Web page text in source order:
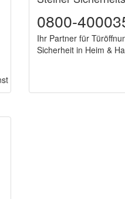
0800-
Ihr Partner für
Sicherheit in Heim &